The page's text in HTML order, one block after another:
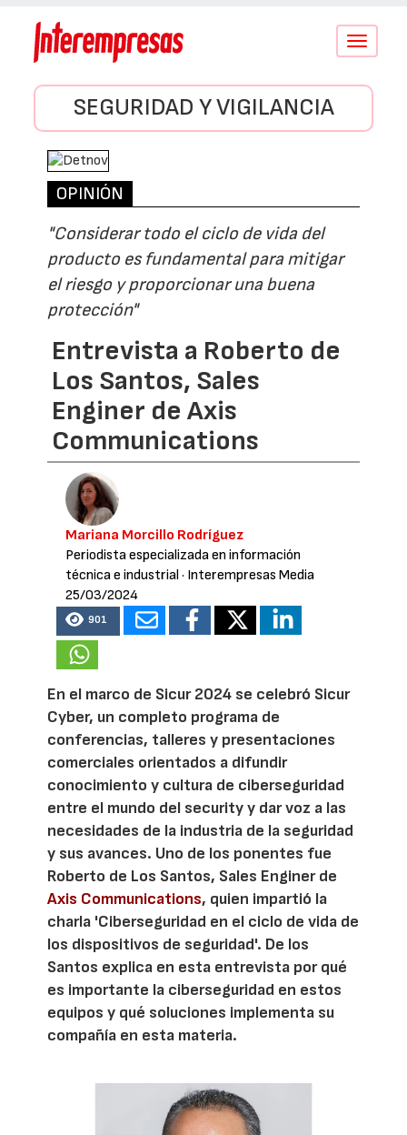
Conmutar
SEGURIDAD Y VIGILANCIA
OPINIÓN
"Considerar todo el ciclo de vida del
producto es fundamental para mitigar
el riesgo y proporcionar una buena
protección"
Entrevista a Roberto de
Los Santos, Sales
Enginer de Axis
Communications
Mariana Morcillo Rodríguez
Periodista especializada en información
técnica e industrial· Interempresas Media
25/03/2024
901
En el marco de Sicur 2024 se celebró Sicur
Cyber, un completo programa de
conferencias, talleres y presentaciones
comerciales orientados a difundir
conocimiento y cultura de ciberseguridad
entre el mundo del security y dar voz a las
necesidades de la industria de la seguridad
y sus avances. Uno de los ponentes fue
Roberto de Los Santos, Sales Enginer de
Axis Communications, quien impartió la
charla 'Ciberseguridad en el ciclo de vida de
los dispositivos de seguridad'. De los
Santos explica en esta entrevista por qué
es importante la ciberseguridad en estos
equipos y qué soluciones implementa su
compañía en esta materia.